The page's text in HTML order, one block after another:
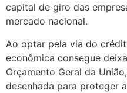
capital de giro das
mercado nacional.
Ao optar pela via do
econômica consegue
Orçamento Geral da
desenhada para proteger